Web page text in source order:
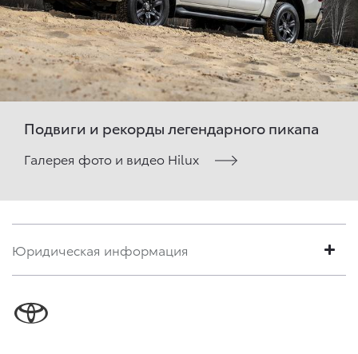
Подвиги и рекорды легендарного пикапа
Галерея фото и видео Hilux
Юридическая информация